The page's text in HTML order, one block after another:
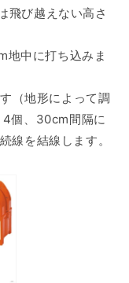
飛び越えない高さ
地中に打ち込みま
（地形によって調
4個、30cm間隔に
線を結線します。